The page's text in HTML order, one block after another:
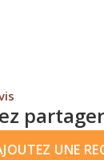
UNE